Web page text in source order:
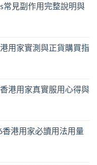
常見副作用完整說明與
用家實測與正貨購買指
港用家真實服用心得與
港用家必讀用法用量